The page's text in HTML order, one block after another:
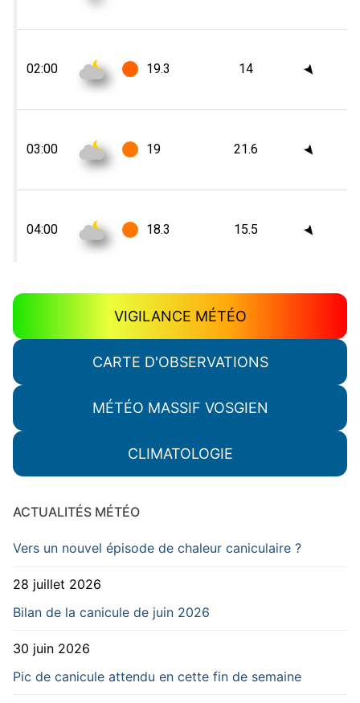
VIGILANCE MÉTÉO
CARTE D'OBSERVATIONS
MÉTÉO MASSIF VOSGIEN
CLIMATOLOGIE
ACTUALITÉS MÉTÉO
Vers un nouvel épisode de chaleur caniculaire ?
28 juillet 2026
Bilan de la canicule de juin 2026
30 juin 2026
Pic de canicule attendu en cette fin de semaine